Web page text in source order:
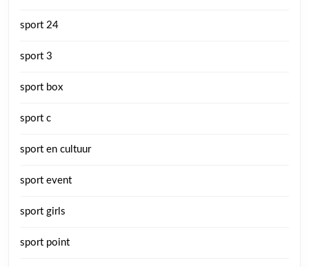
sport 24
sport 3
sport box
sport c
sport en cultuur
sport event
sport girls
sport point